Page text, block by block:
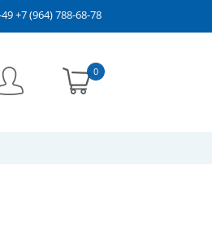
+7 (964) 788-68-78
0